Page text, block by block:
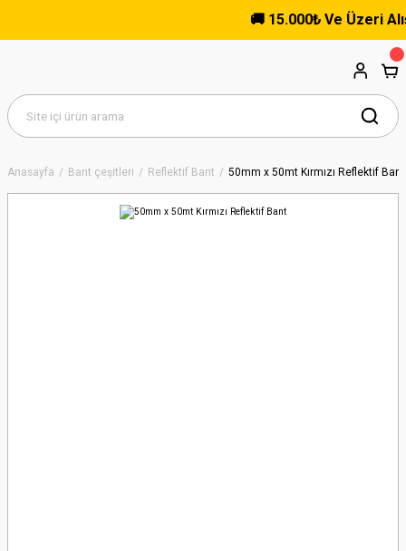
🚚 15.000₺ Ve Üzeri
Anasayfa Bant çeşitleri Reflektif Bant 50mm x 50mt Kırmızı Reflektif Bant